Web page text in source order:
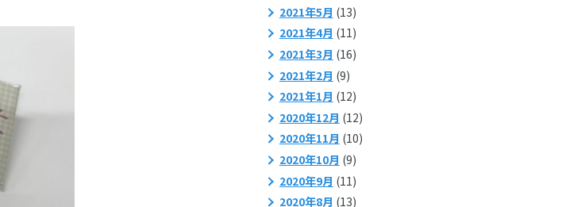
2021年5月 (13)
2021年4月 (11)
2021年3月 (16)
2021年2月 (9)
2021年1月 (12)
2020年12月 (12)
2020年11月 (10)
2020年10月 (9)
2020年9月 (11)
2020年8月 (13)